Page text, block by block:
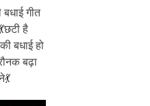
गीत
है
बधाई हो
बढ़ा